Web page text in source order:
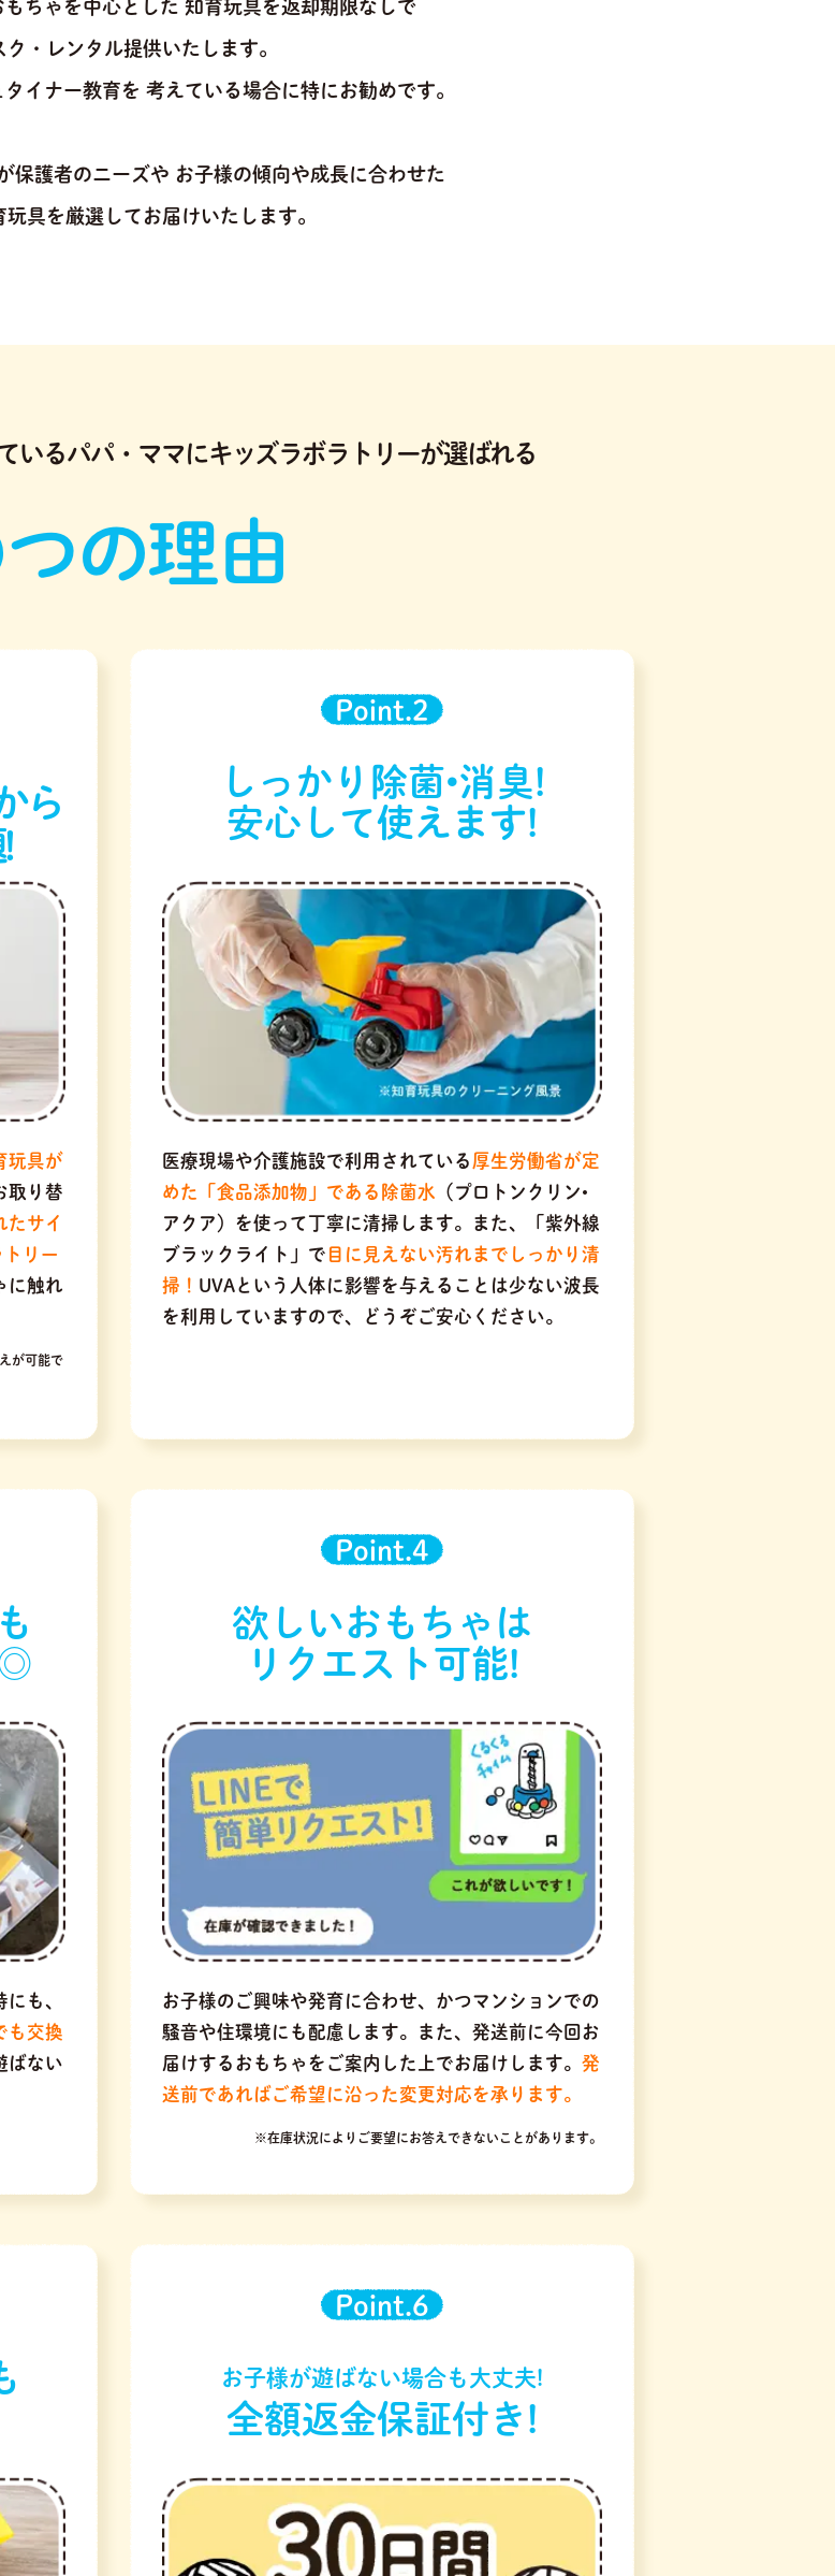
ちゃを中心とした 知育玩具を返却期限なしで
ク・レンタル提供いたします。
イナー教育を 考えている場合に特にお勧めです。
保護者のニーズや お子様の傾向や成長に合わせた
玩具を厳選してお届けいたします。
いるパパ・ママにキッズラボラトリーが選ばれる
つの理由
ら
玩具が
取り替
たサイ
リー
に触れ
が可能で
Point.2
しっかり除菌•消臭!
安心して使えます!
医療現場や介護施設で利用されている 厚生労働省が定
めた「食品添加物」である除菌水 （プロトンクリン•
アクア）を使って丁寧に清掃します。また、「紫外線
ブラックライト」で 目に見えない汚れまでしっかり清
掃！ UVAという人体に影響を与えることは少ない波長
を利用していますので、どうぞご安心ください。
◎
も、
も交換
ばない
Point.4
欲しいおもちゃは
リクエスト可能!
お子様のご興味や発育に合わせ、かつマンションでの
騒音や住環境にも配慮します。また、発送前に今回お
届けするおもちゃをご案内した上でお届けします。 発
送前であればご希望に沿った変更対応を承ります。
※在庫状況によりご要望にお答えできないことがあります。
Point.6
お子様が遊ばない場合も大丈夫!
全額返金保証付き!